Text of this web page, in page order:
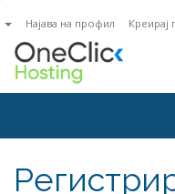
Најава на профил Креирај